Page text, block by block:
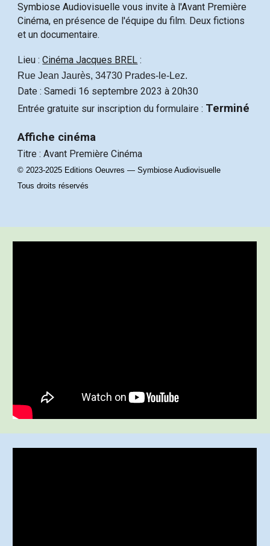
Symbiose Audiovisuelle vous invite à l'Avant Première
Cinéma, en présence de l'équipe du film. Deux fictions
et un documentaire.
Lieu :Cinéma Jacques BREL :
Rue Jean Jaurès, 34730 Prades-le-Lez.
Date : Samedi 16 septembre 2023 à 20h30
Entrée gratuite sur inscription du formulaire : Terminé
Affiche cinéma
Titre : Avant Première Cinéma
© 2023-2025 Editions Oeuvres — Symbiose Audiovisuelle
Tous droits réservés